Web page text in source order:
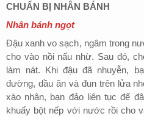
CHUẨN BỊ NHÂN BÁNH
Nhân bánh ngọt
Đậu xanh vo sạch, ngâm trong
cho vào nồi nấu nhừ. Sau đó,
làm nát. Khi đậu đã nhuyễn,
đường, dầu ăn và đun trên lửa
xào nhân, bạn đảo liên tục để
khuấy bột nếp với nước rồi cho